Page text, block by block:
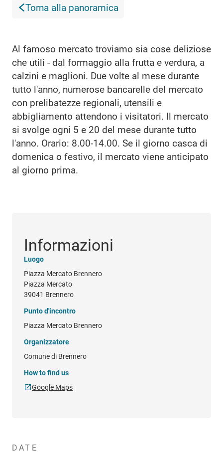
Torna alla panoramica
Al famoso mercato troviamo sia cose deliziose
che utili - dal formaggio alla frutta e verdura, a
calzini e maglioni. Due volte al mese durante
tutto l'anno, numerose bancarelle del mercato
con prelibatezze regionali, utensili e
abbigliamento attendono i visitatori. Il mercato
si svolge ogni 5 e 20 del mese durante tutto
l'anno. Orario: 8.00-14.00. Se il giorno casca di
domenica o festivo, il mercato viene anticipato
al giorno prima.
Informazioni
Luogo
Piazza Mercato Brennero
Piazza Mercato
39041 Brennero
Punto d'incontro
Piazza Mercato Brennero
Organizzatore
Comune di Brennero
How to find us
Google Maps
DATE